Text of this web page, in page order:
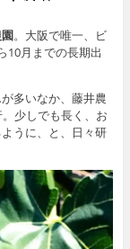
。大阪で唯一、ビ
10月までの長期出
多いなか、藤井農
少しでも長く、お
うに、と、日々研